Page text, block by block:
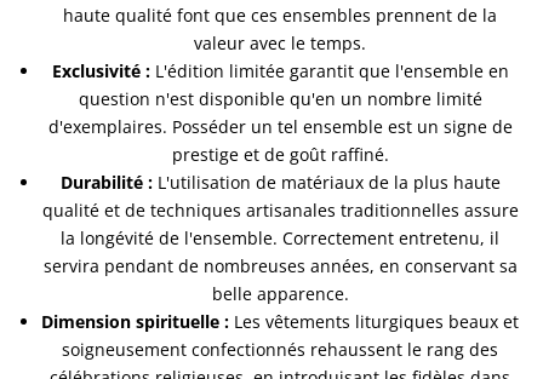
haute qualité font que ces ensembles prennent de la
valeur avec le temps.
Exclusivité :L'édition limitée garantit que l'ensemble en
question n'est disponible qu'en un nombre limité
d'exemplaires. Posséder un tel ensemble est un signe de
prestige et de goût raffiné.
Durabilité :L'utilisation de matériaux de la plus haute
qualité et de techniques artisanales traditionnelles assure
la longévité de l'ensemble. Correctement entretenu, il
servira pendant de nombreuses années, en conservant sa
belle apparence.
Dimension spirituelle : Les vêtements liturgiques beaux et
soigneusement confectionnés rehaussent le rang des